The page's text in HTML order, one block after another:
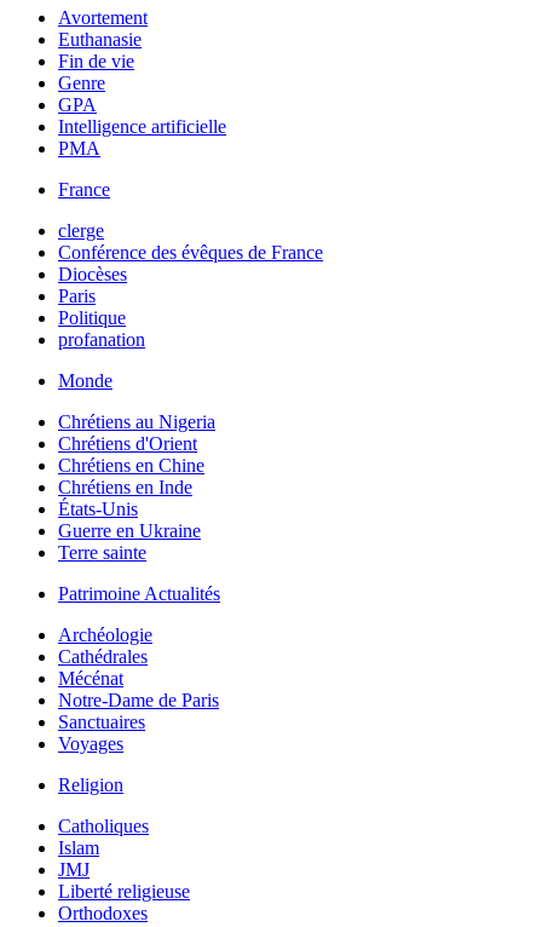
Avortement
Euthanasie
Fin de vie
Genre
GPA
Intelligence artificielle
PMA
France
clerge
Conférence des évêques de France
Diocèses
Paris
Politique
profanation
Monde
Chrétiens au Nigeria
Chrétiens d'Orient
Chrétiens en Chine
Chrétiens en Inde
États-Unis
Guerre en Ukraine
Terre sainte
Patrimoine Actualités
Archéologie
Cathédrales
Mécénat
Notre-Dame de Paris
Sanctuaires
Voyages
Religion
Catholiques
Islam
JMJ
Liberté religieuse
Orthodoxes